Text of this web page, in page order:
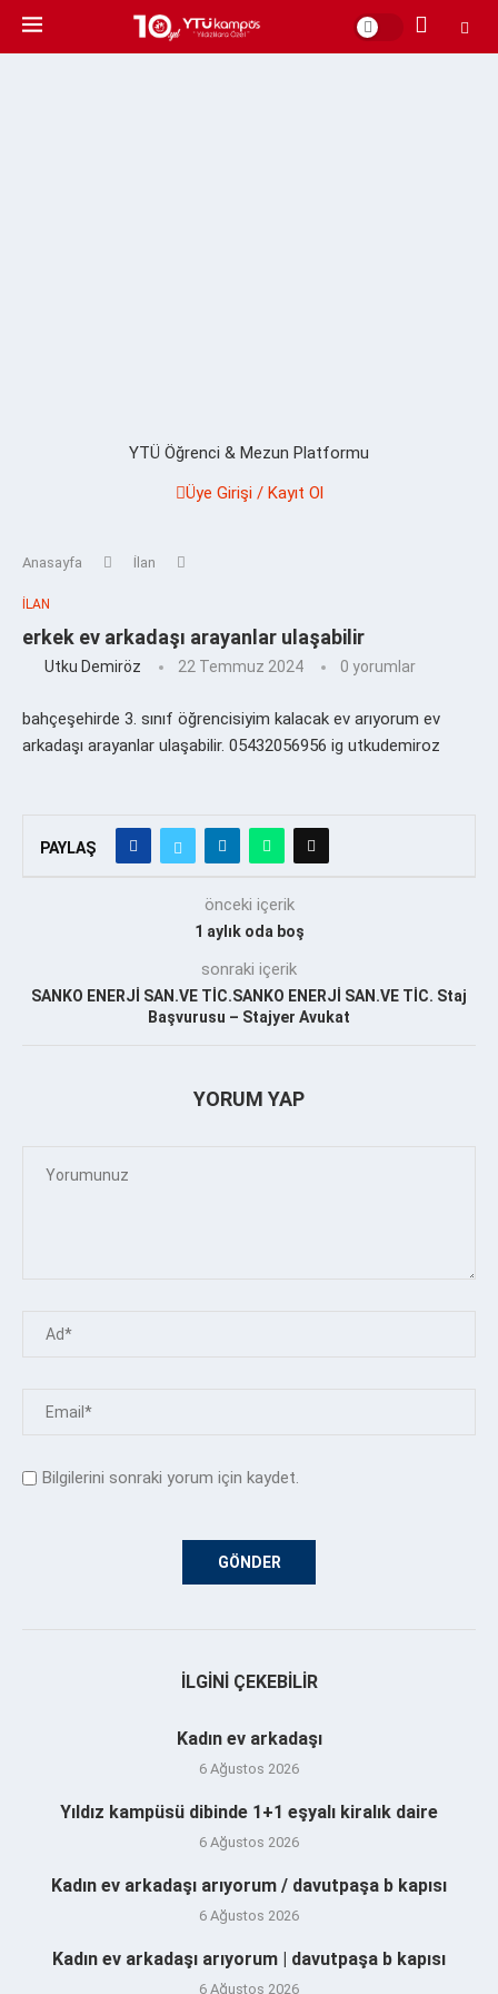
YTÜ Öğrenci & Mezun Platformu
Üye Girişi / Kayıt Ol
Anasayfa İlan
İLAN
erkek ev arkadaşı arayanlar ulaşabilir
Utku Demiröz 22 Temmuz 2024 0 yorumlar
bahçeşehirde 3. sınıf öğrencisiyim kalacak ev arıyorum ev
arkadaşı arayanlar ulaşabilir. 05432056956 ig utkudemiroz
PAYLAŞ
önceki içerik
1 aylık oda boş
sonraki içerik
SANKO ENERJİ SAN.VE TİC.SANKO ENERJİ SAN.VE TİC. Staj
Başvurusu – Stajyer Avukat
YORUM YAP
Bilgilerini sonraki yorum için kaydet.
İLGINI ÇEKEBILIR
Kadın ev arkadaşı
6 Ağustos 2026
Yıldız kampüsü dibinde 1+1 eşyalı kiralık daire
6 Ağustos 2026
Kadın ev arkadaşı arıyorum / davutpaşa b kapısı
6 Ağustos 2026
Kadın ev arkadaşı arıyorum | davutpaşa b kapısı
6 Ağustos 2026